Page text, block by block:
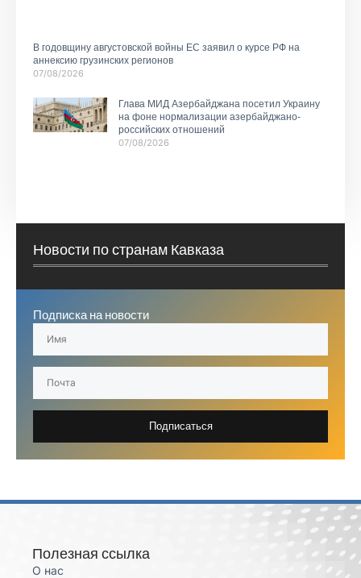
В годовщину августовской войны ЕС заявил о курсе РФ на
аннексию грузинских регионов
07/08/2026
Глава МИД Азербайджана посетил Украину
на фоне нормализации азербайджано-
российских отношений
07/08/2026
Новости по странам Кавказа
Подписка на новости
Подписаться
Полезная ссылка
О нас